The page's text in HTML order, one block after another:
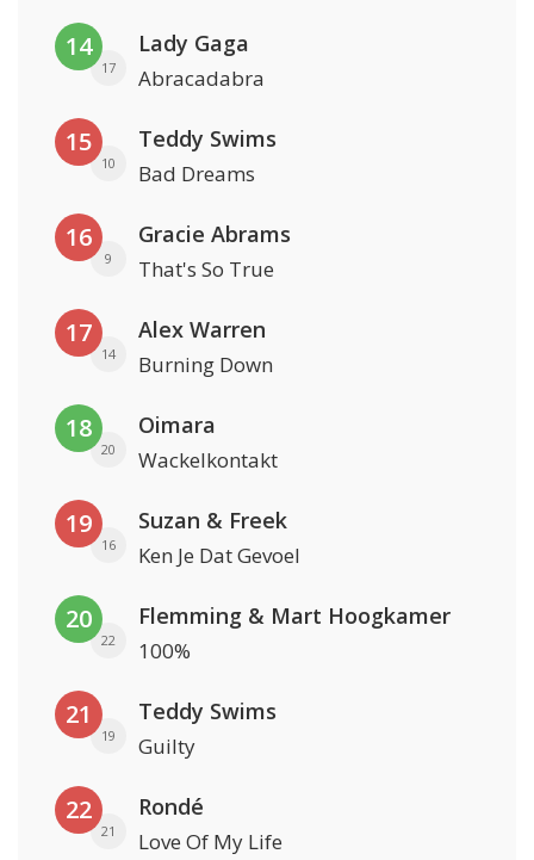
14
17
Lady Gaga
Abracadabra
15
10
Teddy Swims
Bad Dreams
16
9
Gracie Abrams
That's So True
17
14
Alex Warren
Burning Down
18
20
Oimara
Wackelkontakt
19
16
Suzan & Freek
Ken Je Dat Gevoel
20
22
Flemming & Mart Hoogkamer
100%
21
19
Teddy Swims
Guilty
22
21
Rondé
Love Of My Life